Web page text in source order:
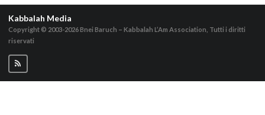
Kabbalah Media
Copyright © 2003-2026Bnei Baruch – Kabbalah L’Am Association, Tutti i diritti
riservati